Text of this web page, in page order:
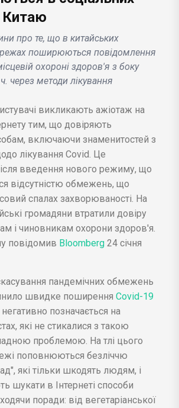
про те, що в китайських
поширюються повідомлення
охороні здоров'я з боку
через методи лікування
викликають ажіотаж на
тим, що довіряють
включаючи знаменитостей з
лікування Covid. Це
введення нового режиму, що
відсутністю обмежень, що
спалах захворюваності. На
громадяни втратили довіру
і чиновникам охорони здоров'я.
повідомив Bloomberg 24 січня
пандемічних обмежень
швидке поширення Covid-19
позначається на
які не стикалися з такою
проблемою. На тлі цього
поповнюються безліччю
які тільки шкодять людям, і
шукати в Інтернеті способи
поради: від вегетаріанської